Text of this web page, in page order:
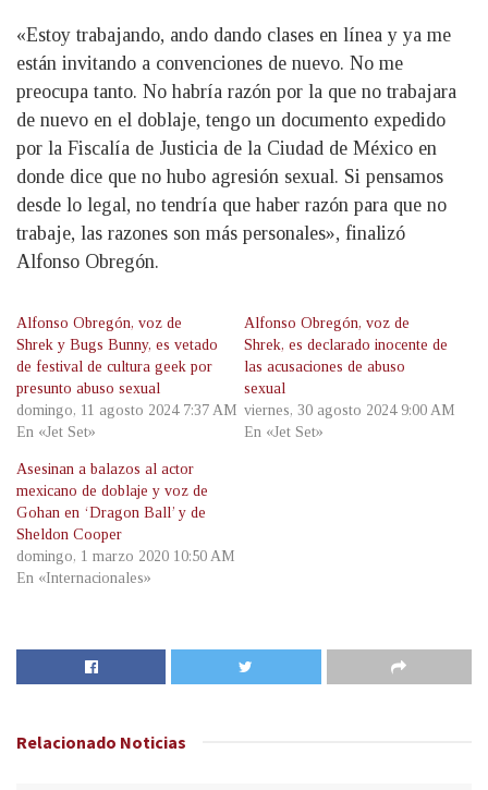
«Estoy trabajando, ando dando clases en línea y ya me
están invitando a convenciones de nuevo. No me
preocupa tanto. No habría razón por la que no trabajara
de nuevo en el doblaje, tengo un documento expedido
por la Fiscalía de Justicia de la Ciudad de México en
donde dice que no hubo agresión sexual. Si pensamos
desde lo legal, no tendría que haber razón para que no
trabaje, las razones son más personales», finalizó
Alfonso Obregón.
Alfonso Obregón, voz de
Shrek y Bugs Bunny, es vetado
de festival de cultura geek por
presunto abuso sexual
domingo, 11 agosto 2024 7:37 AM
En «Jet Set»
Alfonso Obregón, voz de
Shrek, es declarado inocente de
las acusaciones de abuso
sexual
viernes, 30 agosto 2024 9:00 AM
En «Jet Set»
Asesinan a balazos al actor
mexicano de doblaje y voz de
Gohan en ‘Dragon Ball’ y de
Sheldon Cooper
domingo, 1 marzo 2020 10:50 AM
En «Internacionales»
Relacionado Noticias